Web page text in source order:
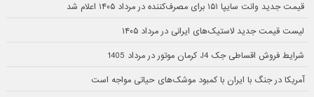
قیمت جدید وانت سایپا ۱۵۱ برای مصرف‌کننده در مرداد ۱۴۰۵ اعلام شد
لیست قیمت جدید لاستیک‌های ایرانی در مرداد ۱۴۰۵
شرایط فروش اقساطی جک J4 کرمان موتور در مرداد 1405
آمریکا در جنگ با ایران با کمبود موشک‌های حیاتی مواجه است